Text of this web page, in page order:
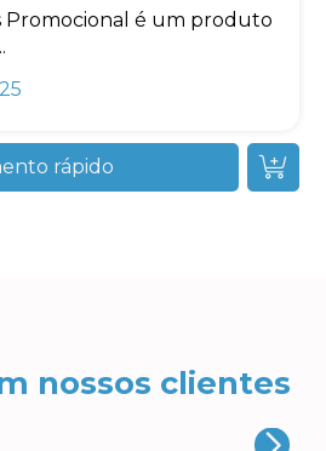
Promocional é um produto
rápido
nossos clientes